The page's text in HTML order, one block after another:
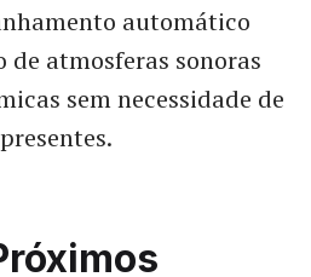
automático
atmosferas sonoras
sem necessidade de